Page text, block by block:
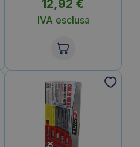
12,92 €
IVA esclusa